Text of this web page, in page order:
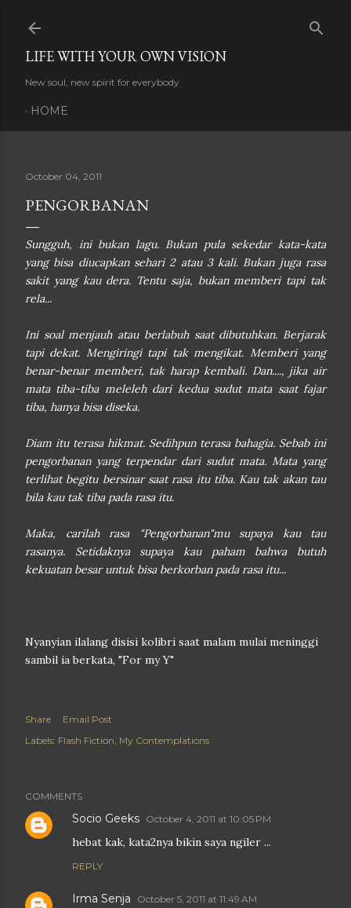
LIFE WITH YOUR OWN VISION
New soul, new spirit for everybody
HOME
October 04, 2011
PENGORBANAN
Sungguh, ini bukan lagu. Bukan pula sekedar kata-kata
yang bisa diucapkan sehari 2 atau 3 kali. Bukan juga rasa
sakit yang kau dera. Tentu saja, bukan memberi tapi tak
rela...
Ini soal menjauh atau berlabuh saat dibutuhkan. Berjarak
tapi dekat. Mengiringi tapi tak mengikat. Memberi yang
benar-benar memberi, tak harap kembali. Dan...., jika air
mata tiba-tiba meleleh dari kedua sudut mata saat fajar
tiba, hanya bisa diseka.
Diam itu terasa hikmat. Sedihpun terasa bahagia. Sebab ini
pengorbanan yang terpendar dari sudut mata. Mata yang
terlihat begitu bersinar saat rasa itu tiba. Kau tak akan tau
bila kau tak tiba pada rasa itu.
Maka, carilah rasa "Pengorbanan"mu supaya kau tau
rasanya. Setidaknya supaya kau paham bahwa butuh
kekuatan besar untuk bisa berkorban pada rasa itu...
Nyanyian ilalang disisi kolibri saat malam mulai meninggi
sambil ia berkata, "For my Y"
Share
Email Post
Labels: Flash Fiction My Contemplations
COMMENTS
Socio Geeks October 4, 2011 at 10:05 PM
hebat kak, kata2nya bikin saya ngiler ...
REPLY
Irma Senja October 5, 2011 at 11:49 AM